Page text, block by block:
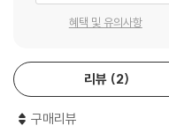
혜택 및 유의사항
리뷰 2
구매리뷰